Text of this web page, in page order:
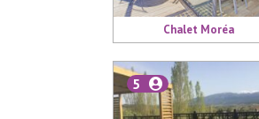
Chalet Moréa
5